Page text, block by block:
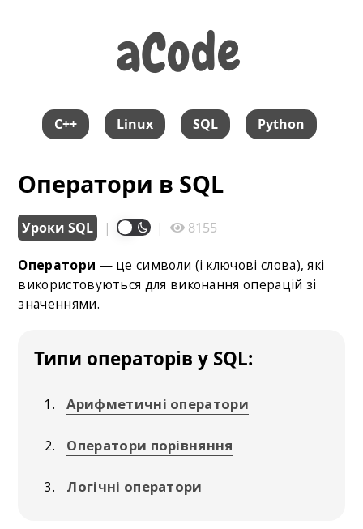
aCode
aCode
C++ Linux SQL Python
Оператори в SQL
Уроки SQL | | 8155
Оператори — це символи (і ключові слова), які
використовуються для виконання операцій зі
значеннями.
Типи операторів у SQL:
Арифметичні оператори
Оператори порівняння
Логічні оператори